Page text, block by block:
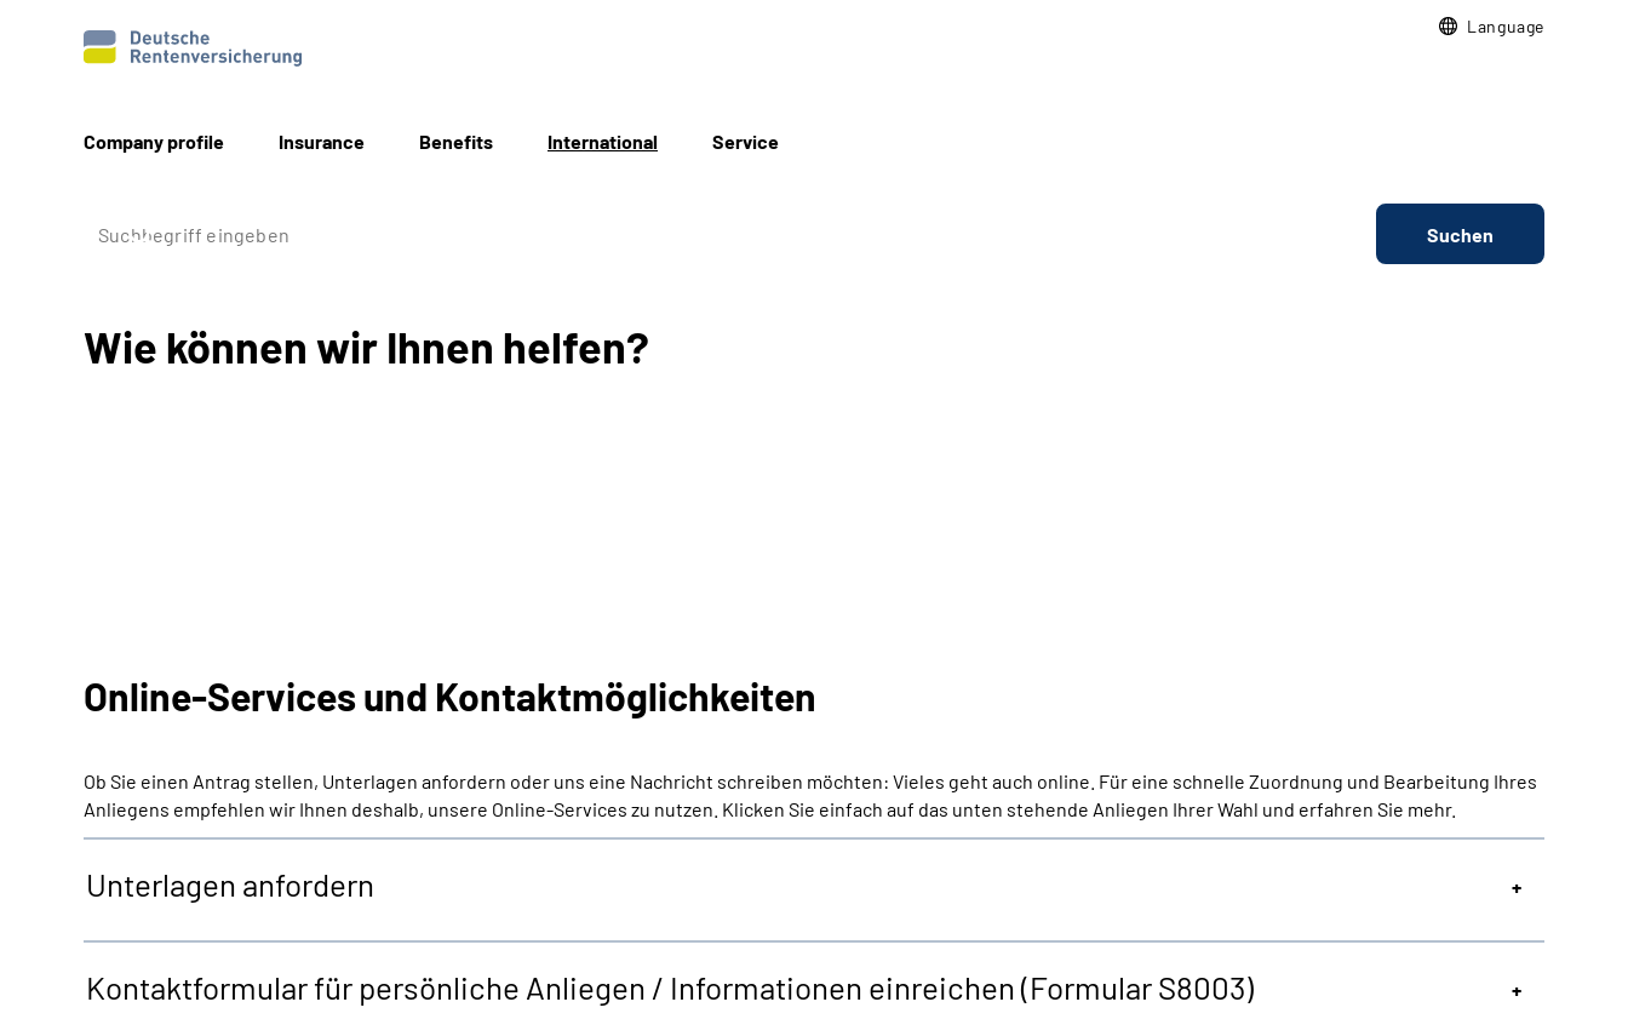
Language
Company profile Insurance Benefits International Service
Suchen
Wie können wir Ihnen helfen?
Online-Services und Kontaktmöglichkeiten
Ob Sie einen Antrag stellen, Unterlagen anfordern oder uns eine Nachricht schreiben möchten: Vieles geht auch online. Für eine schnelle Zuordnung und Bearbeitung Ihres
Anliegens empfehlen wir Ihnen deshalb, unsere Online-Services zu nutzen. Klicken Sie einfach auf das unten stehende Anliegen Ihrer Wahl und erfahren Sie mehr.
Unterlagen anfordern
Kontaktformular für persönliche Anliegen / Informationen einreichen (Formular S8003)